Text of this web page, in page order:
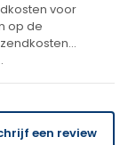
voor
op de
een review